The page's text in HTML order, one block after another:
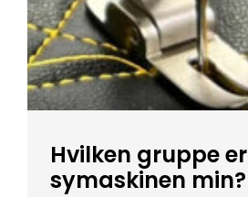
Hvilken gruppe er
symaskinen min?